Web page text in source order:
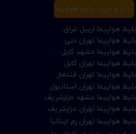
بلیط هواپیما تهران کابل
بلیط هواپیما تهران مزارشریف
بلیط هواپیما مشهد کابل
بلیط هواپیما تهران قندهار
بلیط هواپیما مشهد مزارشریف
بلیط هواپیما تهران رم ایتالیا
بلیط هواپیما تهران دبی
بلیط هواپیما تهران استانبول
بلیط هواپیما اربیل عراق
رزرو و خرید بلیط هواپیما